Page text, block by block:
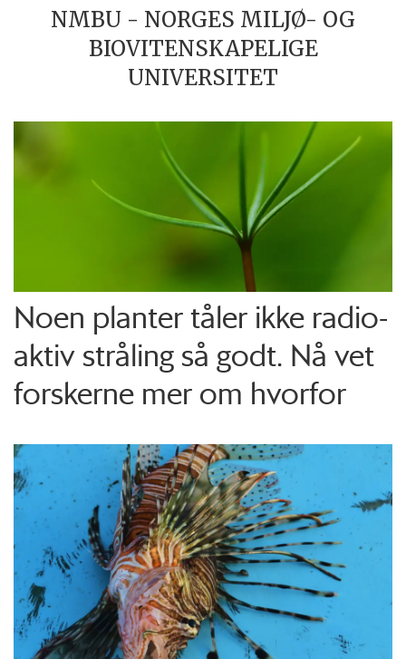
NMBU - NORGES MILJØ- OG
BIOVITENSKAPELIGE
UNIVERSITET
Noen planter tåler ikke radio­
aktiv stråling så godt. Nå vet
forskerne mer om hvorfor